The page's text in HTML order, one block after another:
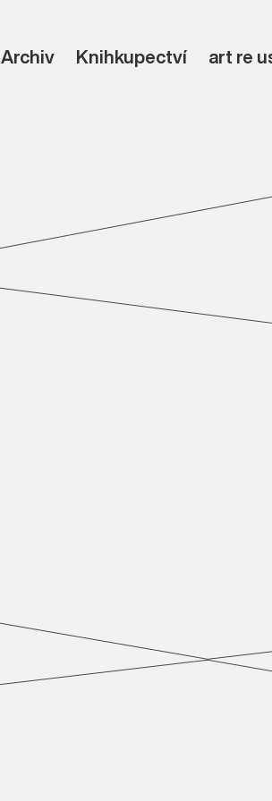
Archiv Knihkupectví art re